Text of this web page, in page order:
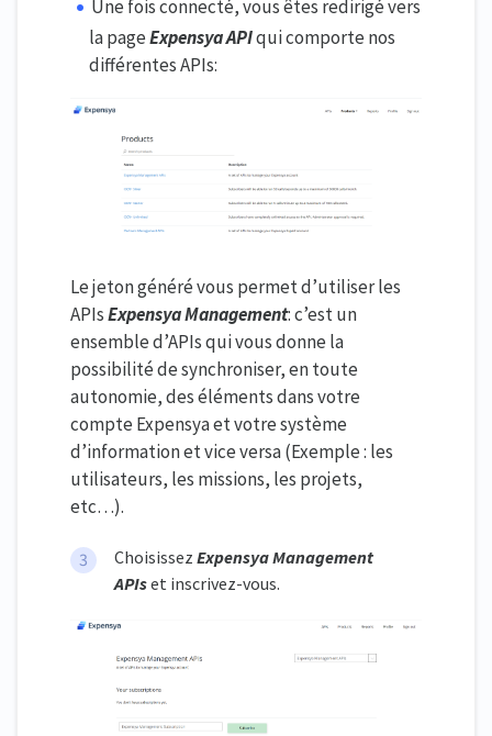
Une fois connecté, vous êtes redirigé vers
la pageExpensya APIqui comporte nos
différentes APIs:
Le jeton généré vous permet d’utiliser les
APIsExpensya Management: c’est un
ensemble d’APIs qui vous donne la
possibilité de synchroniser, en toute
autonomie, des éléments dans votre
compte Expensya et votre système
d’information et vice versa (Exemple : les
utilisateurs, les missions, les projets,
etc…).
Choisissez Expensya Management
APIset inscrivez-vous.